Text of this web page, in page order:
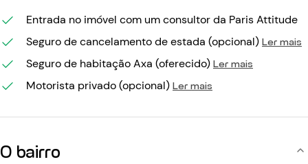
Entrada no imóvel com um consultor da Paris Attitude
Seguro de cancelamento de estada (opcional) Ler mais
Seguro de habitação Axa (oferecido) Ler mais
Motorista privado (opcional) Ler mais
O bairro